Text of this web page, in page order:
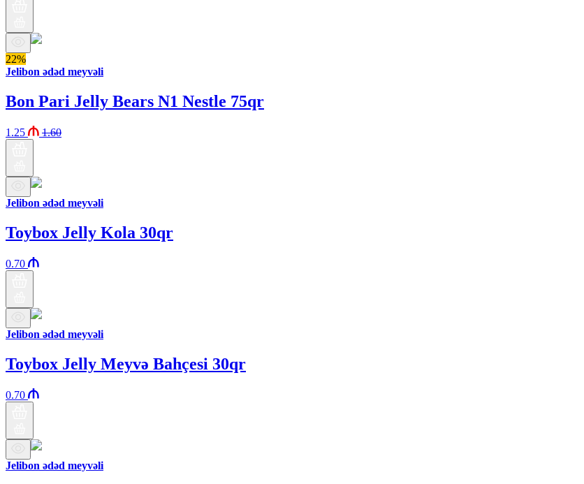
22%
Jelibon ədəd meyvəli
Bon Pari Jelly Bears N1 Nestle 75qr
1.25 1.60
Jelibon ədəd meyvəli
Toybox Jelly Kola 30qr
0.70
Jelibon ədəd meyvəli
Toybox Jelly Meyvə Bahçesi 30qr
0.70
Jelibon ədəd meyvəli